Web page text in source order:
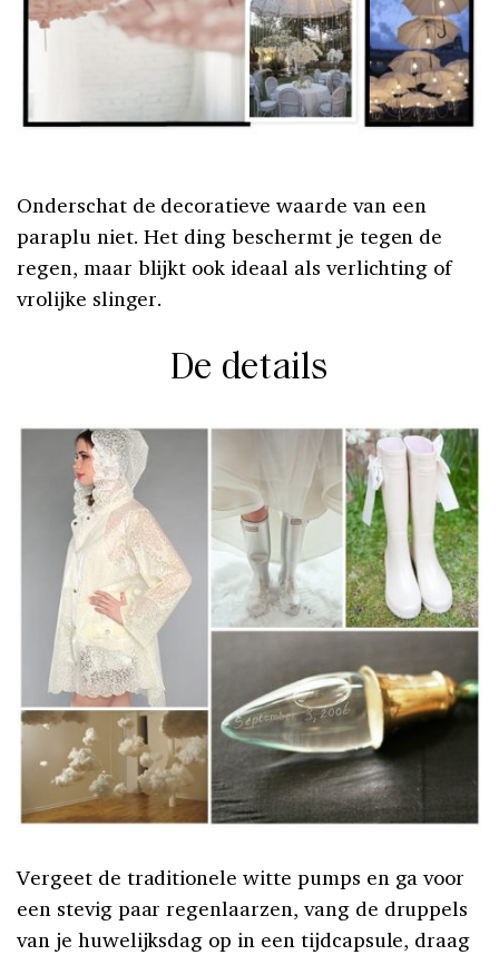
Onderschat de decoratieve waarde van een
paraplu niet. Het ding beschermt je tegen de
regen, maar blijkt ook ideaal als verlichting of
vrolijke slinger.
De details
Vergeet de traditionele witte pumps en ga voor
een stevig paar regenlaarzen, vang de druppels
van je huwelijksdag op in een tijdcapsule, draag